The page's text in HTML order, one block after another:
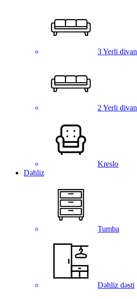
3 Yerli divan
2 Yerli divan
Kreslo
Dəhliz
Tumba
Dəhliz dəsti